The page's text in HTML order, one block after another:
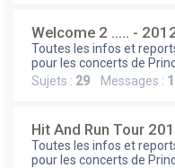
Welcome 2 ..... -
Toutes les infos et
pour les concerts de
Sujets : 29 Messages :
Hit And Run Tour
Toutes les infos et
pour les concerts de